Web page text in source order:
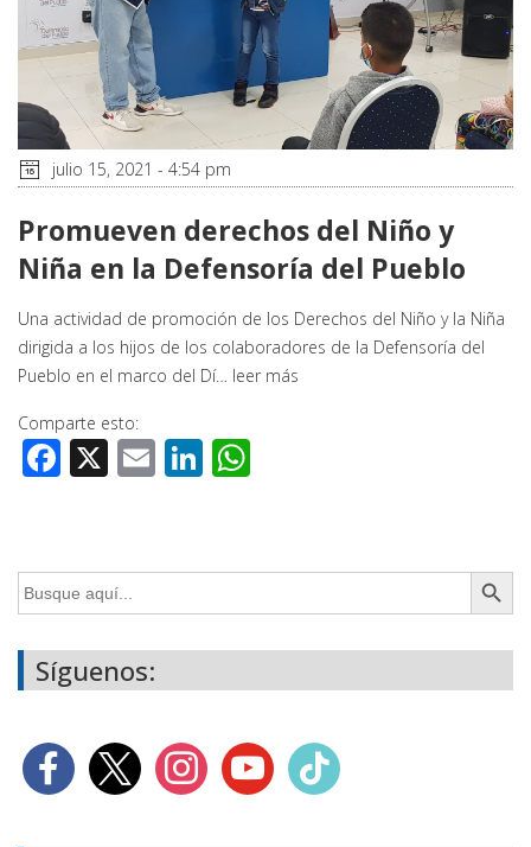
julio 15, 2021 - 4:54 pm
Promueven derechos del Niño y
Niña en la Defensoría del Pueblo
Una actividad de promoción de los Derechos del Niño y la Niña
dirigida a los hijos de los colaboradores de la Defensoría del
Pueblo en el marco del Dí… leer más
Comparte esto:
Facebook
X EmailLinkedIn
Buscar: Botón de
Síguenos: